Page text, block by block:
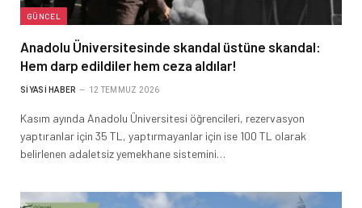
GÜNCEL
Anadolu Üniversitesinde skandal üstüne skandal:
Hem darp edildiler hem ceza aldılar!
SIYASI HABER 12 TEMMUZ 2026
Kasım ayında Anadolu Üniversitesi öğrencileri, rezervasyon
yaptıranlar için 35 TL, yaptırmayanlar için ise 100 TL olarak
belirlenen adaletsiz yemekhane sistemini…